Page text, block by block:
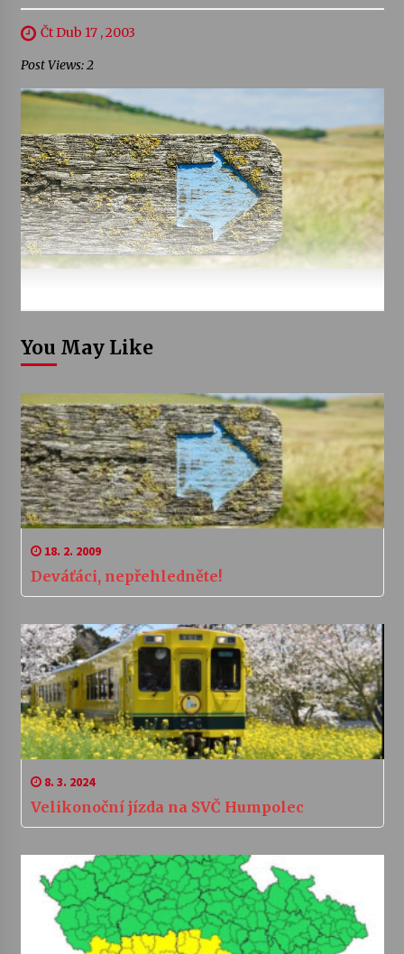
Čt Dub 17 , 2003
Post Views: 2
You May Like
18. 2. 2009
Deváťáci, nepřehledněte!
8. 3. 2024
Velikonoční jízda na SVČ Humpolec